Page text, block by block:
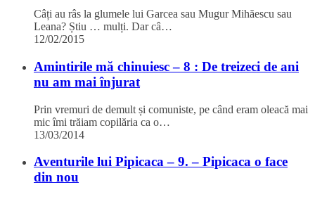
Câți au râs la glumele lui Garcea sau Mugur Mihăescu sau
Leana? Știu … mulți. Dar câ…
12/02/2015
Amintirile mă chinuiesc – 8 : De treizeci de ani
nu am mai înjurat
Prin vremuri de demult și comuniste, pe când eram oleacă mai
mic îmi trăiam copilăria ca o…
13/03/2014
Aventurile lui Pipicaca – 9. – Pipicaca o face
din nou